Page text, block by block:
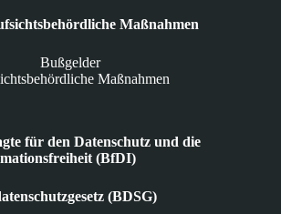
Maßnahmen
Bußgelder
Maßnahmen
für den Datenschutz und die
(BfDI)
(BDSG)